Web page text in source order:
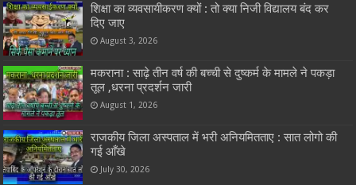
शिक्षा का व्यवसायीकरण क्यों : तो क्या निजी विद्यालय बंद कर
दिए जाए
August 3, 2026
मकराना : साढ़े तीन वर्ष की बच्ची से दुष्कर्म के मामले ने पकड़ा
तूल ,धरना प्रदर्शन जारी
August 1, 2026
राजकीय जिला अस्पताल में भरी अनियमितताए : सात लोगो की
गई आँखे
July 30, 2026